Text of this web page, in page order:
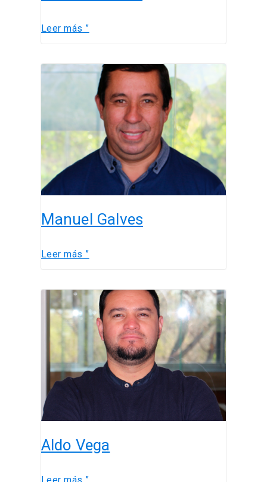
Leer más ”
Manuel Galves
Manuel
Leer más ”
Aldo Vega
Vega